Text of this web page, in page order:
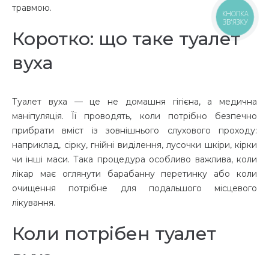
травмою.
Коротко: що таке туалет
вуха
Туалет вуха — це не домашня гігієна, а медична
маніпуляція. Її проводять, коли потрібно безпечно
прибрати вміст із зовнішнього слухового проходу:
наприклад, сірку, гнійні виділення, лусочки шкіри, кірки
чи інші маси. Така процедура особливо важлива, коли
лікар має оглянути барабанну перетинку або коли
очищення потрібне для подальшого місцевого
лікування.
Коли потрібен туалет
КНОПКА
ЗВ'ЯЗКУ